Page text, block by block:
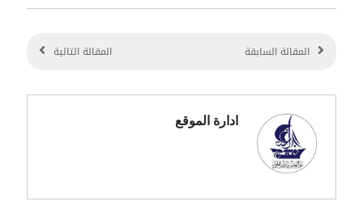
المقالة السابقة المقالة التالية
ادارة الموقع